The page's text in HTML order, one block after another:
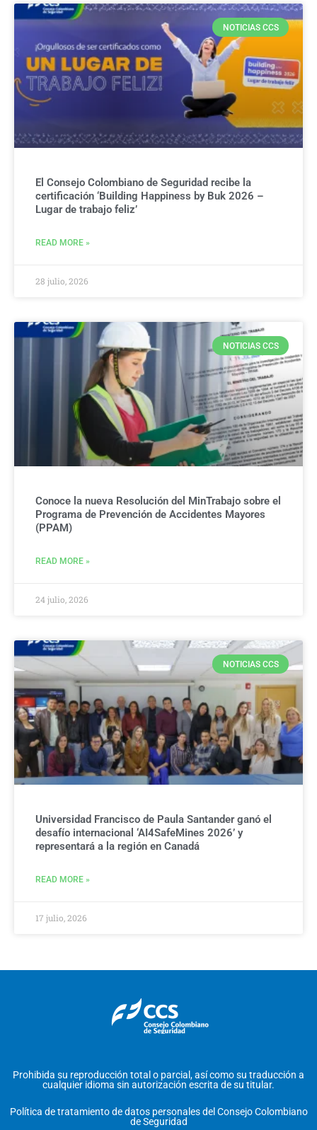
NOTICIAS CCS
El Consejo Colombiano de Seguridad recibe la
certificación ‘Building Happiness by Buk 2026 –
Lugar de trabajo feliz’
READ MORE »
28 julio, 2026
NOTICIAS CCS
Conoce la nueva Resolución del MinTrabajo sobre el
Programa de Prevención de Accidentes Mayores
(PPAM)
READ MORE »
24 julio, 2026
NOTICIAS CCS
Universidad Francisco de Paula Santander ganó el
desafío internacional ‘AI4SafeMines 2026’ y
representará a la región en Canadá
READ MORE »
17 julio, 2026
Prohibida su reproducción total o parcial, así como su traducción a
cualquier idioma sin autorización escrita de su titular.
Política de tratamiento de datos personales del Consejo Colombiano
de Seguridad